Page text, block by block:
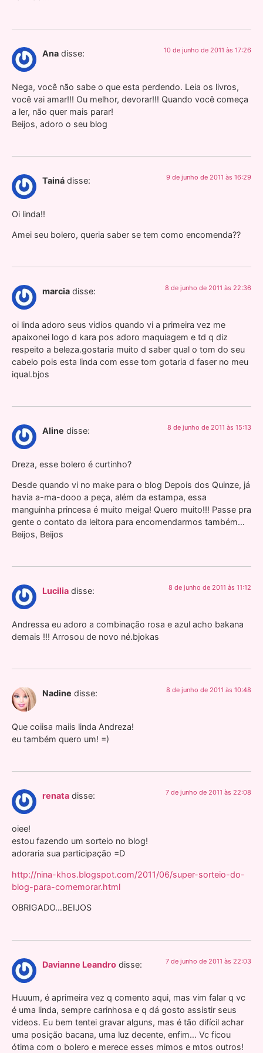
Ana disse: 10 de junho de 2011 às 17:26
Nega, você não sabe o que esta perdendo. Leia os livros,
você vai amar!!! Ou melhor, devorar!!! Quando você começa
a ler, não quer mais parar!
Beijos, adoro o seu blog
Tainá disse: 9 de junho de 2011 às 16:29
Oi linda!!
Amei seu bolero, queria saber se tem como encomenda??
marcia disse: 8 de junho de 2011 às 22:36
oi linda adoro seus vidios quando vi a primeira vez me
apaixonei logo d kara pos adoro maquiagem e td q diz
respeito a beleza.gostaria muito d saber qual o tom do seu
cabelo pois esta linda com esse tom gotaria d faser no meu
iqual.bjos
Aline disse: 8 de junho de 2011 às 15:13
Dreza, esse bolero é curtinho?
Desde quando vi no make para o blog Depois dos Quinze, já
havia a-ma-dooo a peça, além da estampa, essa
manguinha princesa é muito meiga! Quero muito!!! Passe pra
gente o contato da leitora para encomendarmos também…
Beijos, Beijos
Lucilia disse: 8 de junho de 2011 às 11:12
Andressa eu adoro a combinação rosa e azul acho bakana
demais !!! Arrosou de novo né.bjokas
Nadine disse: 8 de junho de 2011 às 10:48
Que coiisa maiis linda Andreza!
eu também quero um! =)
renata disse: 7 de junho de 2011 às 22:08
oiee!
estou fazendo um sorteio no blog!
adoraria sua participação =D
http://nina-khos.blogspot.com/2011/06/super-sorteio-do-
blog-para-comemorar.html
OBRIGADO…BEIJOS
Davianne Leandro disse: 7 de junho de 2011 às 22:03
Huuum, é aprimeira vez q comento aqui, mas vim falar q vc
é uma linda, sempre carinhosa e q dá gosto assistir seus
videos. Eu bem tentei gravar alguns, mas é tão difícil achar
uma posição bacana, uma luz decente, enfim… Vc ficou
ótima com o bolero e merece esses mimos e mtos outros!